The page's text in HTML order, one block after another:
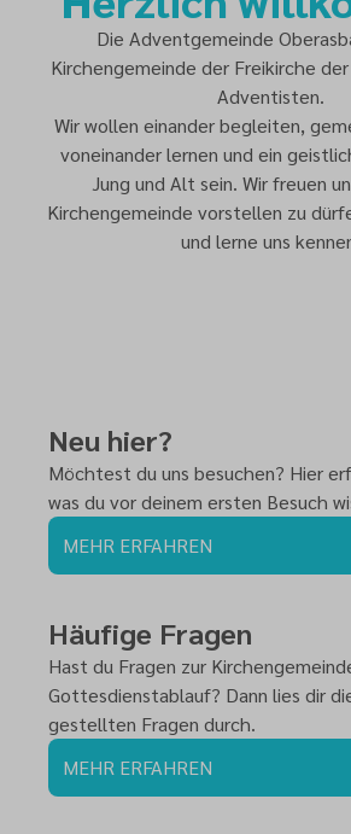
Die Adventgemeinde
Kirchengemeinde der Freikirche
Adventisten.
Wir wollen einander begleiten,
voneinander lernen und ein
Jung und Alt sein. Wir freuen
Kirchengemeinde vorstellen zu
und lerne uns
Neu hier?
Möchtest du uns besuchen? Hier
was du vor deinem ersten Besuch
MEHR ERFAHREN
Häufige Fragen
Hast du Fragen zur
Gottesdienstablauf? Dann lies dir
gestellten Fragen durch.
MEHR ERFAHREN